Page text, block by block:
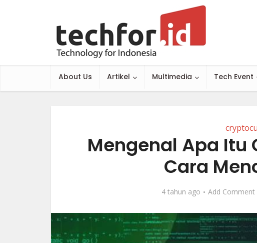
About Us Artikel Multimedia Tech Event
Mengenal Apa
Cara
4 tahun ago Add Comment